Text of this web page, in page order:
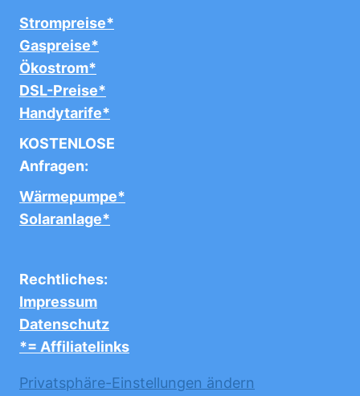
Strompreise*
Gaspreise*
Ökostrom*
DSL-Preise*
Handytarife*
KOSTENLOSE
Anfragen:
Wärmepumpe*
Solaranlage*
Rechtliches:
Impressum
Datenschutz
*= Affiliatelinks
Privatsphäre-Einstellungen ändern